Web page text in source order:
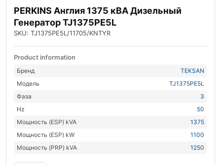
PERKINS Англия 1375 кВА Дизельный
Генератор TJ1375PE5L
SKU: TJ1375PE5L/11705/KNTYR
Product information
Бренд
TEKSAN
Модель
TJ1375PE5L
Фаза
3
Hz
50
Мощность (ESP) kVA
1375
Мощность (ESP) kW
1100
Мощность (PRP) kVA
1250